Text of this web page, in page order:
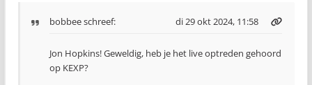
bobbeeschreef: di 29 okt 2024, 11:58
Jon Hopkins! Geweldig, heb je het live optreden gehoord
op KEXP?